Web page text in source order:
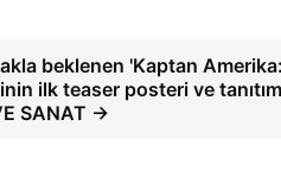
beklenen 'Kaptan
ilk teaser posteri ve
SANAT →